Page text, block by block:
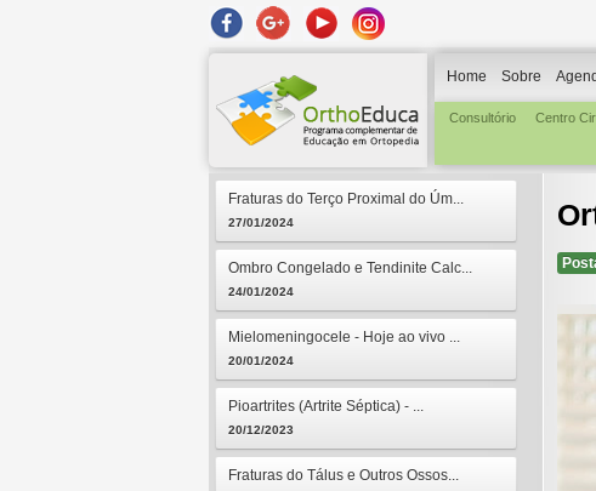
Home Sobre
Consultório Centro
Fraturas do Terço Proximal do Úm...
27/01/2024
Ombro Congelado e Tendinite Calc...
24/01/2024
Mielomeningocele - Hoje ao vivo ...
20/01/2024
Pioartrites (Artrite Séptica) - ...
20/12/2023
Fraturas do Tálus e Outros Ossos...